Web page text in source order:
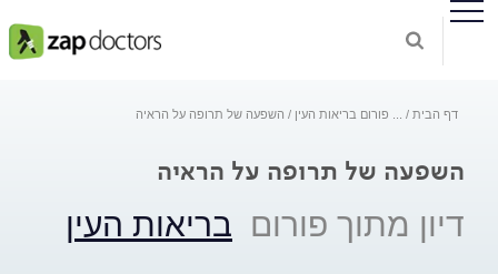
דף הבית פורום בריאות העין השפעה של תרופה על הראיה
השפעה של תרופה על הראיה
דיון מתוך פורום בריאות העין